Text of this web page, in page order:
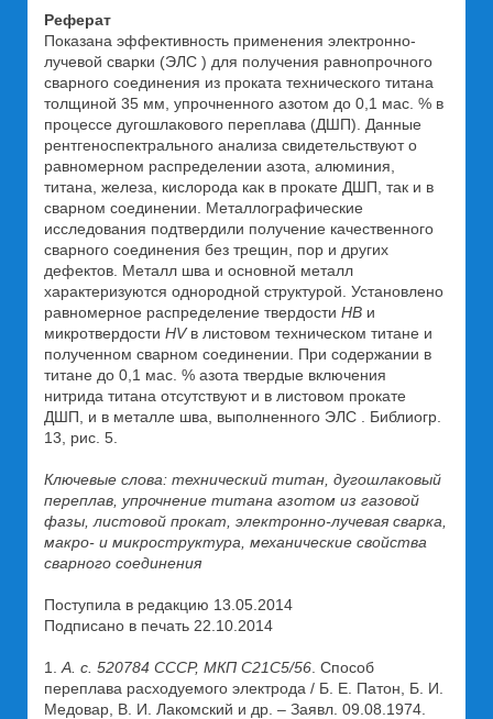
Реферат
Показана эффективность применения электронно-
лучевой сварки (ЭЛС ) для получения равнопрочного
сварного соединения из проката технического титана
толщиной 35 мм, упрочненного азотом до 0,1 мас. % в
процессе дугошлакового переплава (ДШП). Данные
рентгеноспектрального анализа свидетельствуют о
равномерном распределении азота, алюминия,
титана, железа, кислорода как в прокате ДШП, так и в
сварном соединении. Металлографические
исследования подтвердили получение качественного
сварного соединения без трещин, пор и других
дефектов. Металл шва и основной металл
характеризуются однородной структурой. Установлено
равномерное распределение твердости HB и
микротвердости HVв листовом техническом титане и
полученном сварном соединении. При содержании в
титане до 0,1 мас. % азота твердые включения
нитрида титана отсутствуют и в листовом прокате
ДШП, и в металле шва, выполненного ЭЛС . Библиогр.
13, рис. 5.
Ключевые слова: технический титан, дугошлаковый
переплав, упрочнение титана азотом из газовой
фазы, листовой прокат, электронно-лучевая сварка,
макро- и микроструктура, механические свойства
сварного соединения
Поступила в редакцию 13.05.2014
Подписано в печать 22.10.2014
1. А. с. 520784 СССР, МКП С21С5/56 . Способ
переплава расходуемого электрода / Б. Е. Патон, Б. И.
Медовар, В. И. Лакомский и др. – Заявл. 09.08.1974.